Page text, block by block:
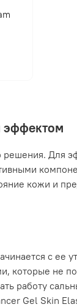
эффектом
решения. Для
кожи и
с ее
которые не
работу
Gel Skin